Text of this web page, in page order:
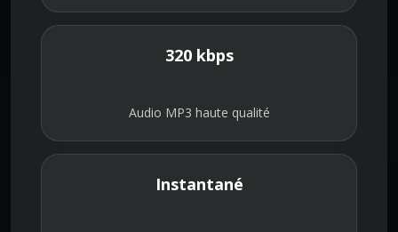
320 kbps
Audio MP3 haute qualité
Instantané